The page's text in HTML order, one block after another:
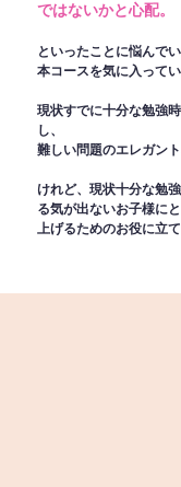
ではないかと心配。
といったことに悩んで
本コースを気に入って
現状すでに十分な勉強
し、
難しい問題のエレガン
けれど、現状十分な勉
る気が出ないお子様に
上げるためのお役に立